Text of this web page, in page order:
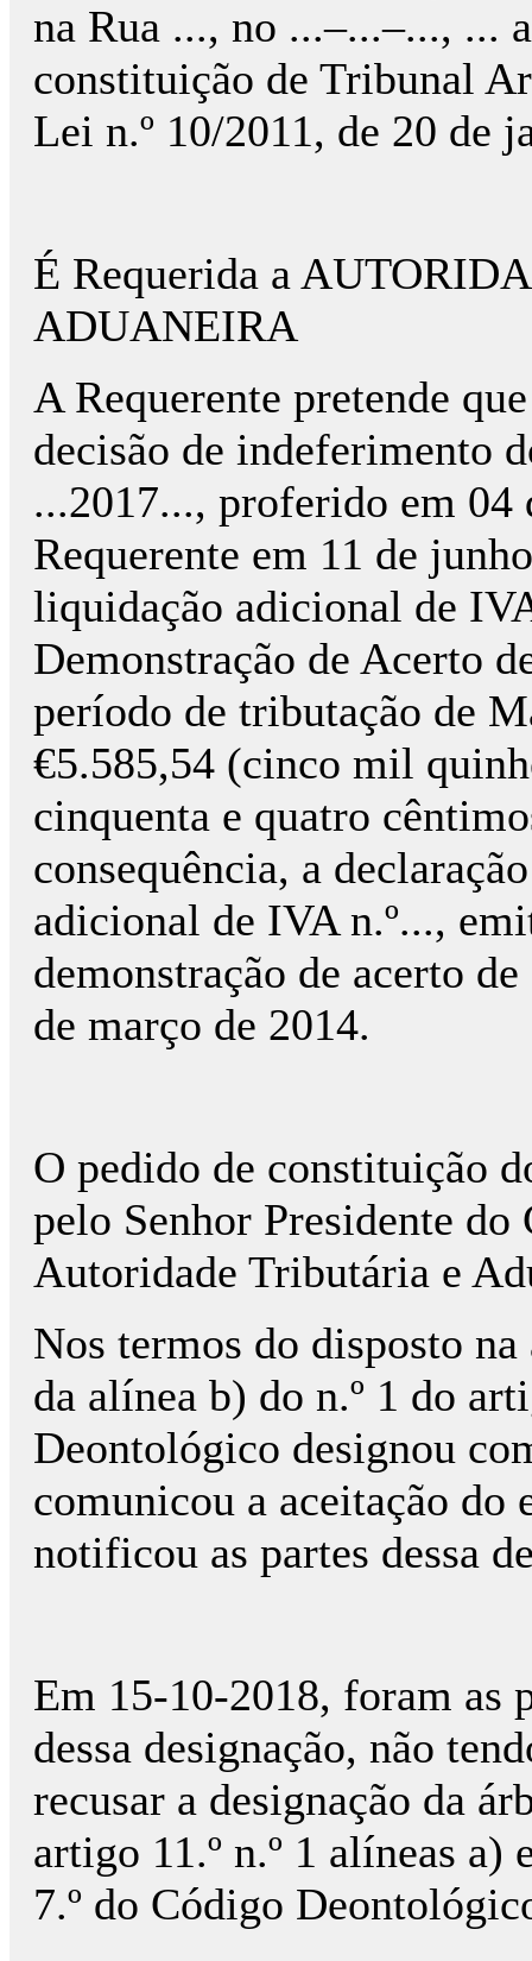
na Rua ..., no ...–...–..., ...
constituição de Tribunal
Lei n.º 10/2011, de 20 de
É Requerida a
ADUANEIRA
A Requerente pretende
decisão de indeferimento
...2017..., proferido em 04
Requerente em 11 de
liquidação adicional de
Demonstração de Acerto
período de tributação de
€5.585,54 (cinco mil
cinquenta e quatro
consequência, a
adicional de IVA n.º...,
demonstração de acerto
de março de 2014.
O pedido de constituição
pelo Senhor Presidente
Autoridade Tributária e
Nos termos do disposto
da alínea b) do n.º 1 do
Deontológico designou
comunicou a aceitação do
notificou as partes dessa
Em 15-10-2018, foram as
dessa designação, não
recusar a designação da
artigo 11.º n.º 1 alíneas a)
7.º do Código